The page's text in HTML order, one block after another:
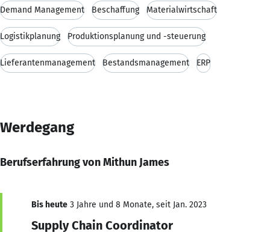
Demand Management Beschaffung Materialwirtschaft
Logistikplanung Produktionsplanung und -steuerung
Lieferantenmanagement Bestandsmanagement ERP
Werdegang
Berufserfahrung von Mithun James
Bis heute 3 Jahre und 8 Monate, seit Jan. 2023
Supply Chain Coordinator